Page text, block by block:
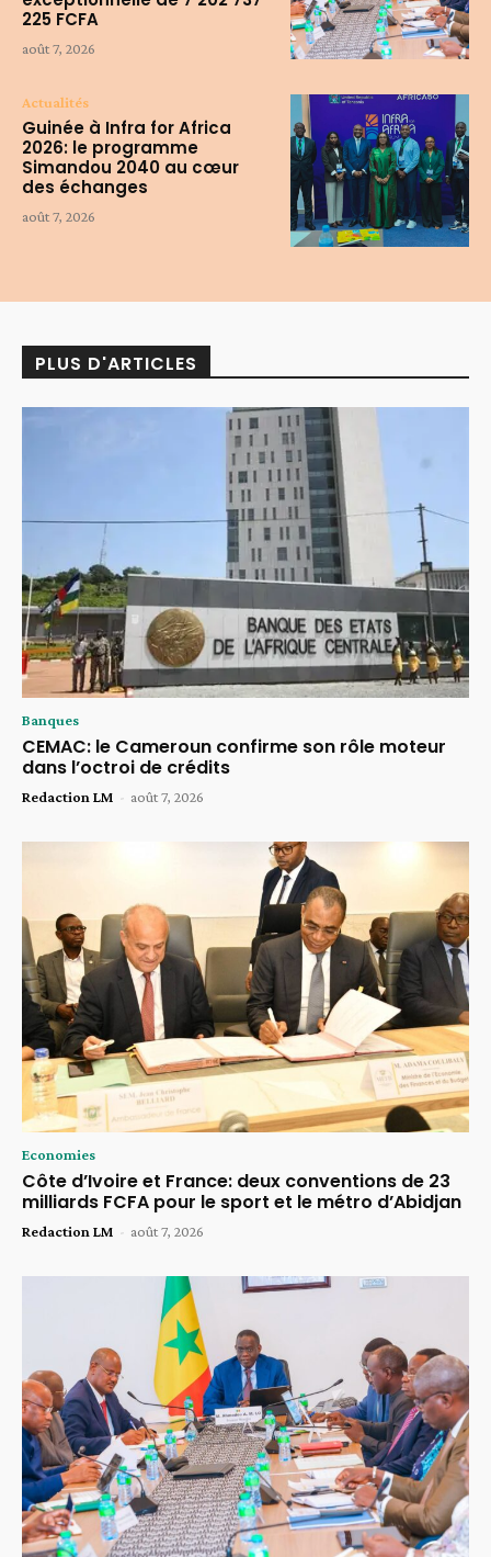
225 FCFA
août 7, 2026
Actualités
Guinée à Infra for Africa
2026: le programme
Simandou 2040 au cœur
des échanges
août 7, 2026
PLUS D'ARTICLES
Banques
CEMAC: le Cameroun confirme son rôle moteur
dans l’octroi de crédits
Redaction LM - août 7, 2026
Economies
Côte d’Ivoire et France: deux conventions de 23
milliards FCFA pour le sport et le métro d’Abidjan
Redaction LM - août 7, 2026